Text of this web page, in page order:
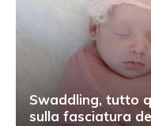
Swaddling, tutto
sulla fasciatura